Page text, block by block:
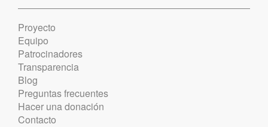
Proyecto
Equipo
Patrocinadores
Transparencia
Blog
Preguntas frecuentes
Hacer una donación
Contacto